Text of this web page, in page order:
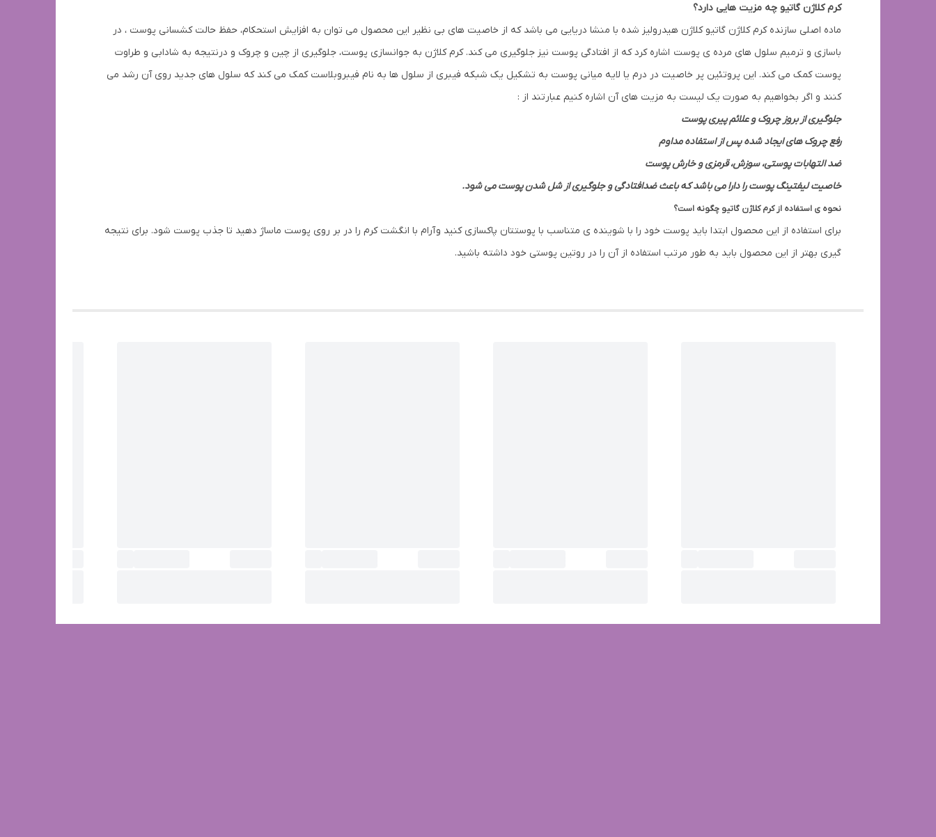
کرم کلاژن گاتیو چه مزیت هایی دارد؟
ماده اصلی سازنده کرم کلاژن گاتیو کلاژن هیدرولیز شده با منشا دریایی می باشد که از خاصیت های بی نظیر این محصول می توان به افزایش استحکام، حفظ حالت کشسانی پوست ، در
باسازی و ترمیم سلول های مرده ی پوست اشاره کرد که از افتادگی پوست نیز جلوگیری می کند. کرم کلاژن به جوانسازی پوست، جلوگیری از چین و چروک و درنتیجه به شادابی و طراوت
پوست کمک می کند. این پروتئین پر خاصیت در درم یا لایه میانی پوست به تشکیل یک شبکه فیبری از سلول ها به نام فیبروبلاست کمک می کند که سلول های جدید روی آن رشد می
کنند و اگر بخواهیم به صورت یک لیست به مزیت های آن اشاره کنیم عبارتند از :
جلوگیری از بروز چروک و علائم پیری پوست
رفع چروک های ایجاد شده پس از استفاده مداوم
ضد التهابات پوستی، سوزش، قرمزی و خارش پوست
خاصیت لیفتینگ پوست را دارا می باشد که باعث ضدافتادگی و جلوگیری از شل شدن پوست می شود.
نحوه ی استفاده از کرم کلاژن گاتیو چگونه است؟
برای استفاده از این محصول ابتدا باید پوست خود را با شوینده ی متناسب با پوستتان پاکسازی کنید و آرام با انگشت کرم را در بر روی پوست ماساژ دهید تا جذب پوست شود. برای نتیجه
گیری بهتر از این محصول باید به طور مرتب استفاده از آن را در روتین پوستی خود داشته باشید.